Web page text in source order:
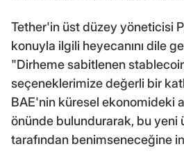
Tether'in üst düzey yöneticisi
konuyla ilgili heyecanını dile
"Dirheme sabitlenen
seçeneklerimize değerli bir
BAE'nin küresel ekonomideki
önünde bulundurarak, bu yeni
tarafından benimseneceğine